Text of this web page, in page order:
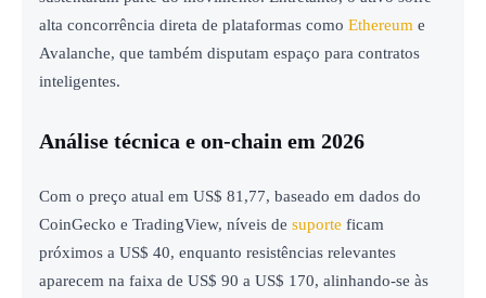
alta concorrência direta de plataformas como Ethereum e
Avalanche, que também disputam espaço para contratos
inteligentes.
Análise técnica e on-chain em 2026
Com o preço atual em US$ 81,77, baseado em dados do
CoinGecko e TradingView, níveis de suporte ficam
próximos a US$ 40, enquanto resistências relevantes
aparecem na faixa de US$ 90 a US$ 170, alinhando-se às